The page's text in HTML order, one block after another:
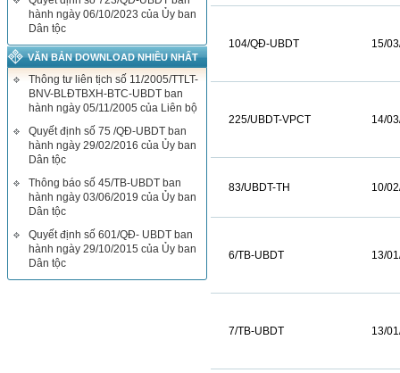
hành ngày 06/10/2023 của Ủy ban
Dân tộc
VĂN BẢN DOWNLOAD NHIỀU NHẤT
Thông tư liên tịch số 11/2005/TTLT-
BNV-BLĐTBXH-BTC-UBDT ban
hành ngày 05/11/2005 của Liên bộ
Quyết định số 75 /QĐ-UBDT ban
hành ngày 29/02/2016 của Ủy ban
Dân tộc
Thông báo số 45/TB-UBDT ban
hành ngày 03/06/2019 của Ủy ban
Dân tộc
Quyết định số 601/QĐ- UBDT ban
hành ngày 29/10/2015 của Ủy ban
Dân tộc
104/QĐ-UBDT 15/
225/UBDT-VPCT 14/
83/UBDT-TH 10/
6/TB-UBDT 13/
7/TB-UBDT 13/